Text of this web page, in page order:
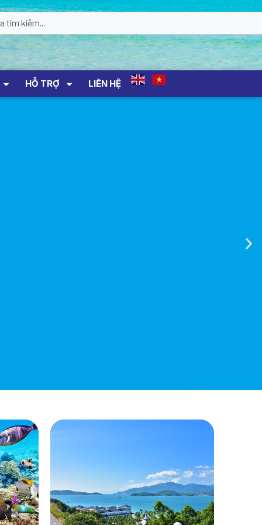
HỖ TRỢ LIÊN HỆ
Sản Đối Với Mô Tô Nước Cứu Hộ VNT
01 Biển Số KH-0834
THÔNG BÁO Số 706/TB-VNT: Kết Quả
Lựa Chọn Đơn Vị Tổ Chức Đấu Giá Tài
Sản Đối Với Ca Nô 200CV VNT 02 Biển
Số KH-0387
THÔNG BÁO Số 659/TB-VNT Năm
Dự Thảo Quyết Định Quy Định Cụ Thể
Phát Triển Của Thửa Đất, Khu Đất Khi
Thể Trên Địa Bàn Tỉnh Khánh Hòa
THÔNG BÁO Số 707/TB-VNT: Kết Quả
Lựa Chọn Đơn Vị Tổ Chức Đấu Giá Tài
Sản Đối Với Mô Tô Nước Cứu Hộ VNT